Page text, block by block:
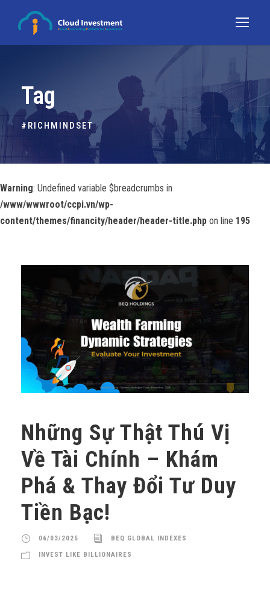
Tag
#RICHMINDSET
Warning: Undefined variable $breadcrumbs in
/www/wwwroot/ccpi.vn/wp-
content/themes/financity/header/header-title.php on line 195
Những Sự Thật Thú Vị
Về Tài Chính – Khám
Phá & Thay Đổi Tư Duy
Tiền Bạc!
06/03/2025 BEQ GLOBAL INDEXES
INVEST LIKE BILLIONAIRES